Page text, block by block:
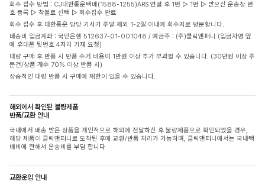
회수 접수 방법 : CJ대한통운택배(1588-1255)ARS 연결 후 1번 ▷ 1번 ▷ 받으신 운송장 번
호 등록 ▷ 착불로 선택 ▷ 회수접수 완료
회수 접수 후 대한통운 담당 기사가 주말 제외 1-2일 이내에 회수지로 방문합니다.
배송비 입금계좌 : 국민은행 512637-01-001048 / 예금주 : (주)클릭앤퍼니 (입금자명 옆
에 휴대폰 뒷번호 4자리 기재 요청)
대량 구매 후 반품 시 반품 수거 비용이 1만원 이상 추가 부과될 수 있습니다. (30만원 이상 주
문건/상품 개수 70% 이상 반품 시)
상습적인 대량 반품 시 구매에 제한이 있을 수 있습니다.
해외에서 확인된 불량제품
반품/교환 안내
국내에서 배송 받은 상품을 개인적으로 해외에 전달하신 후 불량제품으로 확인되었을 경우,
해당 제품이 클릭앤퍼니로 도착된 후에 교환/반품 처리가 가능하며, 클릭앤퍼니에서는 국내택
배비에 한해서 운송비를 부담 합니다
교환운임 안내